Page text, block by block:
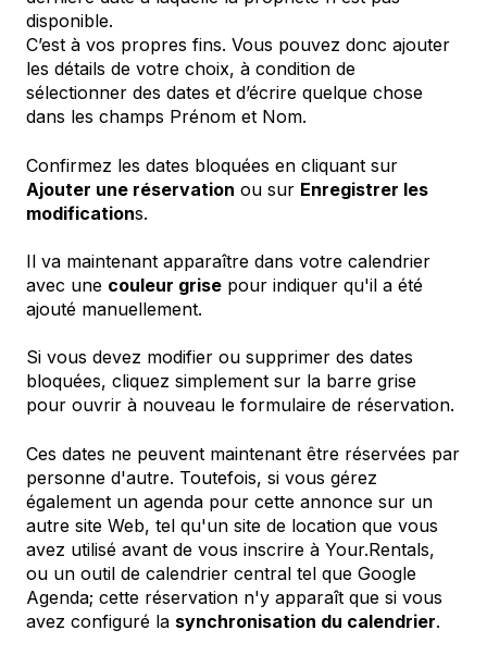
disponible.
C’est à vos propres fins. Vous pouvez donc ajouter
les détails de votre choix, à condition de
sélectionner des dates et d’écrire quelque chose
dans les champs Prénom et Nom.
Confirmez les dates bloquées en cliquant sur
Ajouter une réservation ou sur Enregistrer les
modifications.
Il va maintenant apparaître dans votre calendrier
avec une couleur grise pour indiquer qu'il a été
ajouté manuellement.
Si vous devez modifier ou supprimer des dates
bloquées, cliquez simplement sur la barre grise
pour ouvrir à nouveau le formulaire de réservation.
Ces dates ne peuvent maintenant être réservées par
personne d'autre. Toutefois, si vous gérez
également un agenda pour cette annonce sur un
autre site Web, tel qu'un site de location que vous
avez utilisé avant de vous inscrire à Your.Rentals,
ou un outil de calendrier central tel que Google
Agenda; cette réservation n'y apparaît que si vous
avez configuré la synchronisation du calendrier.